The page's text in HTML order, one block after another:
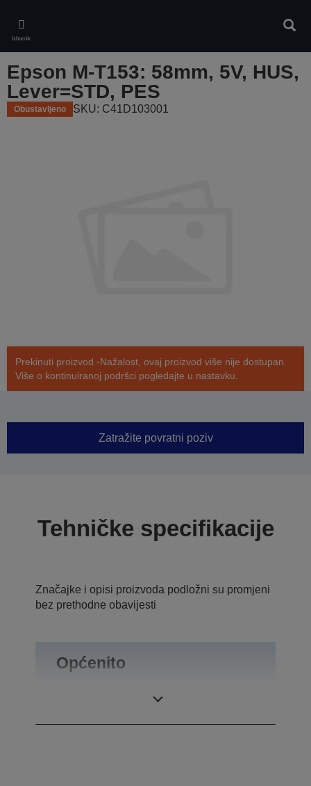
main
content
Izbornik
Epson M-T153: 58mm, 5V, HUS,
Lever=STD, PES
Obustavljeno SKU: C41D103001
Prekinuti proizvod -Nažalost, ovaj proizvod više nije dostupan.
Više o kontinuiranoj podršci pogledajte u nastavku.
Zatražite povratni poziv
Tehničke specifikacije
Značajke i opisi proizvoda podložni su promjeni
bez prethodne obavijesti
Općenito